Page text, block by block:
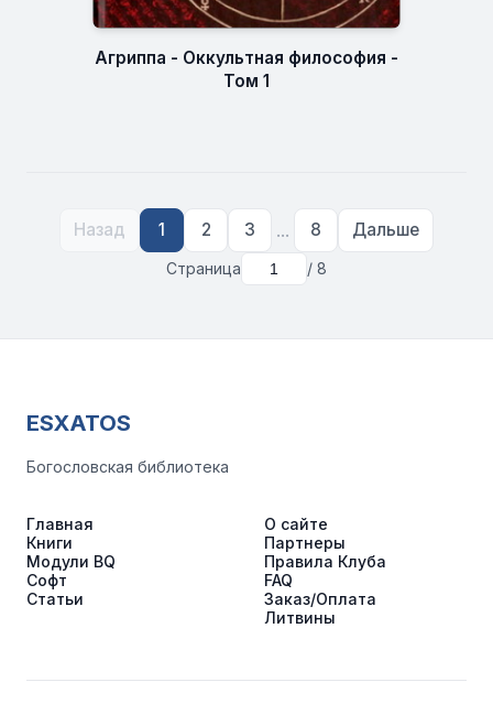
Агриппа - Оккультная философия -
Том 1
Назад 1 2 3 ... 8 Дальше
Страница / 8
ESXATOS
Богословская библиотека
Главная
Книги
Модули BQ
Софт
Статьи
О сайте
Партнеры
Правила Клуба
FAQ
Заказ/Оплата
Литвины